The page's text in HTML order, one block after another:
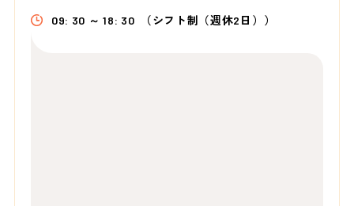
09: 30 ～ 18: 30 （シフト制（週休2日））